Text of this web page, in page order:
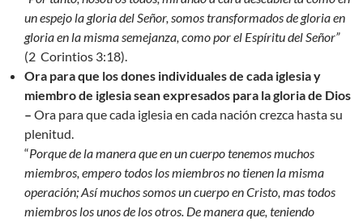
un espejo la gloria del Señor, somos transformados de gloria en
gloria en la misma semejanza, como por el Espíritu del Señor”
(2 Corintios 3:18).
Ora para que los dones individuales de cada iglesia y
miembro de iglesia sean expresados para la gloria de Dios
– Ora para que cada iglesia en cada nación crezca hasta su
plenitud.
“Porque de la manera que en un cuerpo tenemos muchos
miembros, empero todos los miembros no tienen la misma
operación; Así muchos somos un cuerpo en Cristo, mas todos
miembros los unos de los otros. De manera que, teniendo